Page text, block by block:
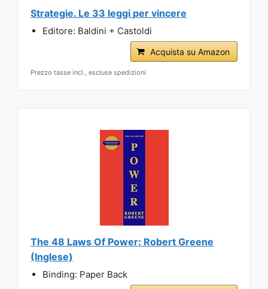
Strategie. Le 33 leggi per vincere
Editore: Baldini + Castoldi
Acquista su Amazon
Prezzo tasse incl., escluse spedizioni
The 48 Laws Of Power: Robert Greene
(Inglese)
Binding: Paper Back